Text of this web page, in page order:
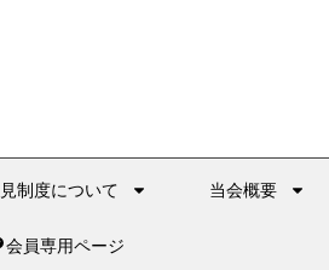
制度について 当会概要
会員専用ページ